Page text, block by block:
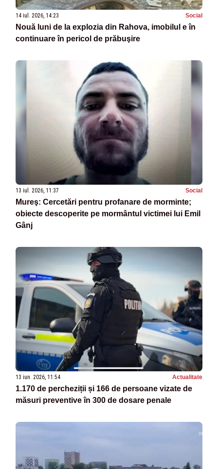
14 iul. 2026, 14:23 Social
Nouă luni de la explozia din Rahova, imobilul e în
continuare în pericol de prăbuşire
13 iul. 2026, 11:37 Social
Mureş: Cercetări pentru profanare de morminte;
obiecte descoperite pe mormântul victimei lui Emil
Gânj
13 iun. 2026, 11:54 Actualitate
1.170 de percheziții și 166 de persoane vizate de
măsuri preventive în 300 de dosare penale